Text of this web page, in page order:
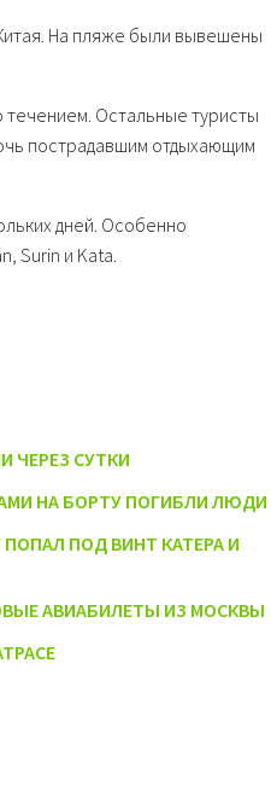
На пляже были вывешены
течением. Остальные туристы
пострадавшим отдыхающим
дней. Особенно
Surin и Kata.
ЧЕРЕЗ СУТКИ
НА БОРТУ ПОГИБЛИ ЛЮДИ
ПОД ВИНТ КАТЕРА И
АВИАБИЛЕТЫ ИЗ МОСКВЫ